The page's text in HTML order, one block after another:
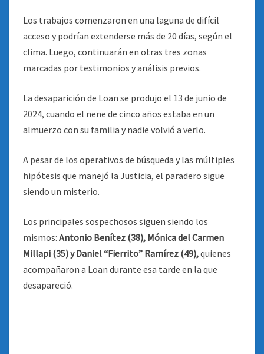
Los trabajos comenzaron en una laguna de difícil
acceso y podrían extenderse más de 20 días, según el
clima. Luego, continuarán en otras tres zonas
marcadas por testimonios y análisis previos.
La desaparición de Loan se produjo el 13 de junio de
2024, cuando el nene de cinco años estaba en un
almuerzo con su familia y nadie volvió a verlo.
A pesar de los operativos de búsqueda y las múltiples
hipótesis que manejó la Justicia, el paradero sigue
siendo un misterio.
Los principales sospechosos siguen siendo los
mismos: Antonio Benítez (38), Mónica del Carmen
Millapi (35) y Daniel “Fierrito” Ramírez (49),quienes
acompañaron a Loan durante esa tarde en la que
desapareció.